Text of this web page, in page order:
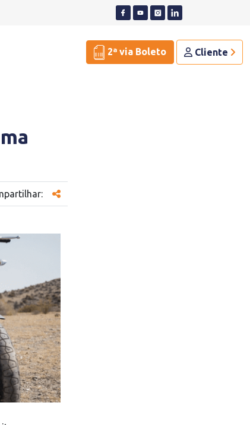
2ª via Boleto Cliente